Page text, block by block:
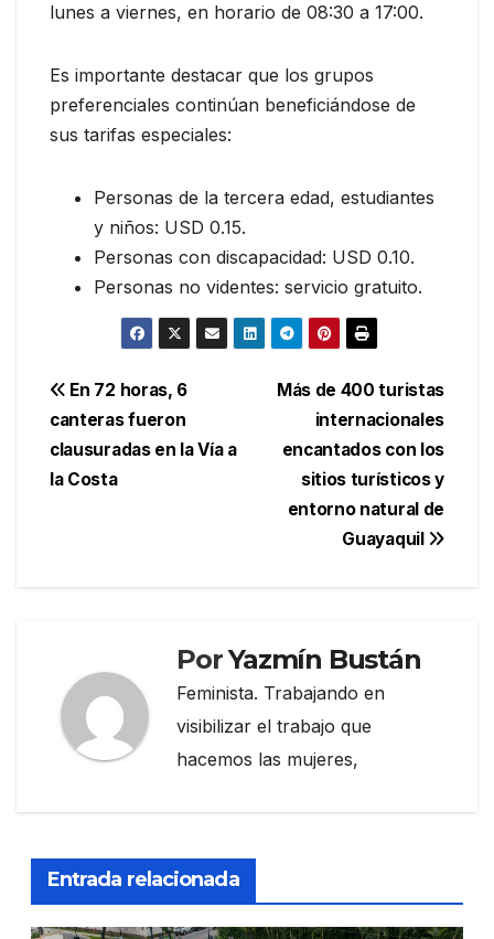
lunes a viernes, en horario de 08:30 a 17:00.
Es importante destacar que los grupos
preferenciales continúan beneficiándose de
sus tarifas especiales:
Personas de la tercera edad, estudiantes
y niños: USD 0.15.
Personas con discapacidad: USD 0.10.
Personas no videntes: servicio gratuito.
Navegación
de
entradas
Más de 400 turistas
internacionales
encantados con los
sitios turísticos y
entorno natural de
Guayaquil
En 72 horas, 6
canteras fueron
clausuradas en la Vía a
la Costa
PorYazmín Bustán
Feminista. Trabajando en
visibilizar el trabajo que
hacemos las mujeres,
Entrada relacionada